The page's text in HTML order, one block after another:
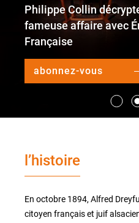
partenaires
Philippe Collin
fameuse affaire avec
Française
abonnez-vous
l’histoire
En octobre 1894, Alfred
citoyen français et juif